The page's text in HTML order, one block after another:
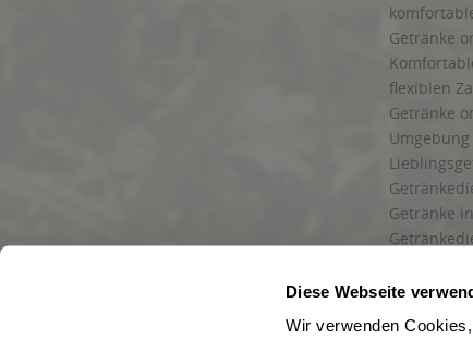
Diese Webseite
Wir verwenden
Getränke
flexiblen
Getränke
Getränke
und